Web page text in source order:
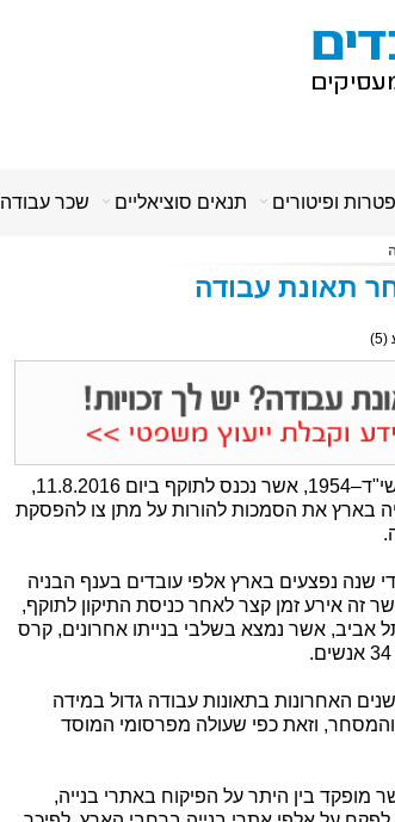
ופיטורים תנאים סוציאליים שכר עבודה
תאונת עבודה
(
5
)
תיקון מס' 10 לחוק ארגון הפיקוח על העבודה, התשי"ד–1954‏, אשר נכנס לתוקף ביום 11.8.2016,
בארץ את הסמכות להורות על מתן צו להפסקת
שנה נפצעים בארץ אלפי עובדים בענף הבניה
זה אירע זמן קצר לאחר כניסת התיקון לתוקף,
החייל שבתל אביב, אשר נמצא בשלבי בנייתו אחרונים, קרס
האחרונות בתאונות עבודה גדול במידה
וזאת כפי שעולה מפרסומי המוסד
מופקד בין היתר על הפיקוח באתרי בנייה,